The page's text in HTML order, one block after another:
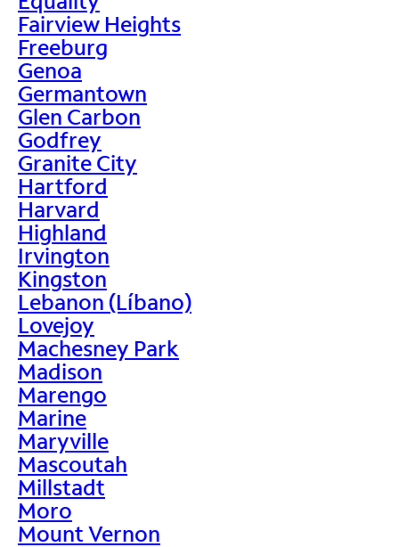
Fairview Heights
Freeburg
Genoa
Germantown
Glen Carbon
Godfrey
Granite City
Hartford
Harvard
Highland
Irvington
Kingston
Lebanon (Líbano)
Lovejoy
Machesney Park
Madison
Marengo
Marine
Maryville
Mascoutah
Millstadt
Moro
Mount Vernon